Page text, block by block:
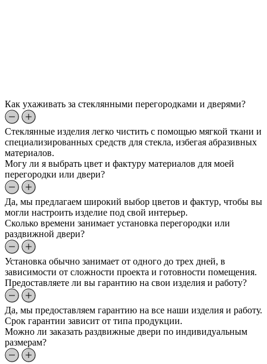
Как ухаживать за стеклянными перегородками и дверями?
Стеклянные изделия легко чистить с помощью мягкой ткани и
специализированных средств для стекла, избегая абразивных
материалов.
Могу ли я выбрать цвет и фактуру материалов для моей
перегородки или двери?
Да, мы предлагаем широкий выбор цветов и фактур, чтобы вы
могли настроить изделие под свой интерьер.
Сколько времени занимает установка перегородки или
раздвижной двери?
Установка обычно занимает от одного до трех дней, в
зависимости от сложности проекта и готовности помещения.
Предоставляете ли вы гарантию на свои изделия и работу?
Да, мы предоставляем гарантию на все наши изделия и работу.
Срок гарантии зависит от типа продукции.
Можно ли заказать раздвижные двери по индивидуальным
размерам?